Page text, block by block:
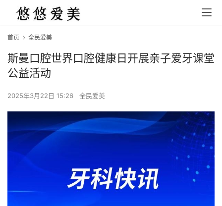
首页 全民爱美
斯曼口腔世界口腔健康日开展亲子爱牙课堂
公益活动
2025年3月22日 15:26 全民爱美